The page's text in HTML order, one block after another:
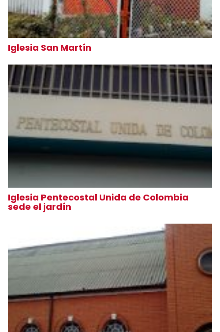
Iglesia San Martín
Iglesia Pentecostal Unida de Colombia
sede el jardín